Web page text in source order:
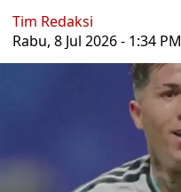
Tim Redaksi
Rabu, 8 Jul 2026 - 1:34 PM